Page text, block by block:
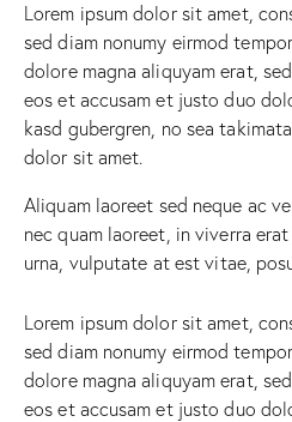
Lorem ipsum dolor sit amet,
sed diam nonumy eirmod
dolore magna aliquyam erat,
eos et accusam et justo duo
kasd gubergren, no sea
dolor sit amet.
Aliquam laoreet sed neque ac
nec quam laoreet, in viverra
urna, vulputate at est vitae,
Lorem ipsum dolor sit amet,
sed diam nonumy eirmod
dolore magna aliquyam erat,
eos et accusam et justo duo